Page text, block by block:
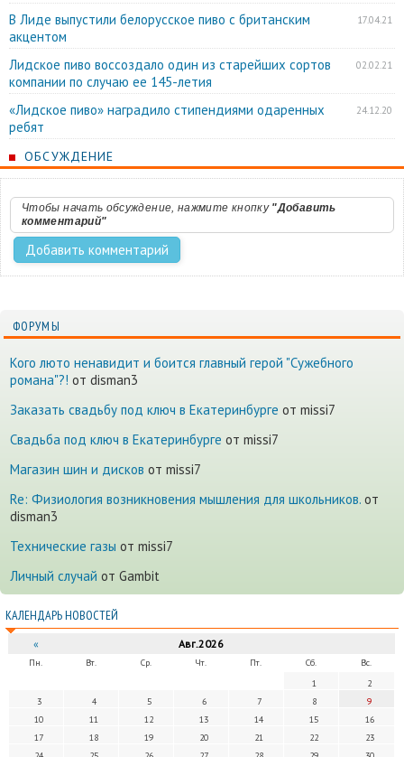
17.04.21
В Лиде выпустили белорусское пиво с британским
акцентом
02.02.21
Лидское пиво воссоздало один из старейших сортов
компании по случаю ее 145-летия
24.12.20
«Лидское пиво» наградило стипендиями одаренных
ребят
ОБСУЖДЕНИЕ
Чтобы начать обсуждение, нажмите кнопку "Добавить
комментарий"
ФОРУМЫ
Кого люто ненавидит и боится главный герой "Сужебного
романа"?! от disman3
Заказать свадьбу под ключ в Екатеринбурге от missi7
Cвадьба под ключ в Екатеринбурге от missi7
Магазин шин и дисков от missi7
Re: Физиология возникновения мышления для школьников. от
disman3
Технические газы от missi7
Личный случай от Gambit
КАЛЕНДАРЬ НОВОСТЕЙ
« Авг.2026
Пн. Вт. Ср. Чт. Пт. Сб.
Вс.
1
2
3
4 5 6 7 8
9
10
11 12 13 14 15
16
17
18 19 20 21 22
23